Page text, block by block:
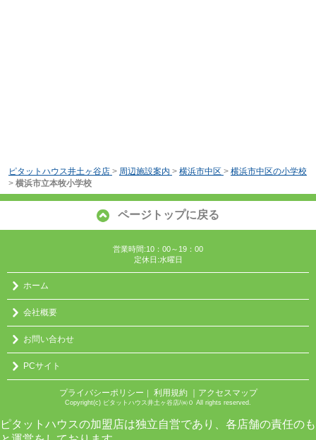
ピタットハウス井土ヶ谷店 > 周辺施設案内 > 横浜市中区 > 横浜市中区の小学校
> 横浜市立本牧小学校
ページトップに戻る
営業時間:10：00～19：00
定休日:水曜日
ホーム
会社概要
お問い合わせ
PCサイト
プライバシーポリシー ｜ 利用規約 ｜アクセスマップ
Copyright(c) ピタットハウス井土ヶ谷店/㈱０ All rights reserved.
ピタットハウスの加盟店は独立自営であり、各店舗の責任のも